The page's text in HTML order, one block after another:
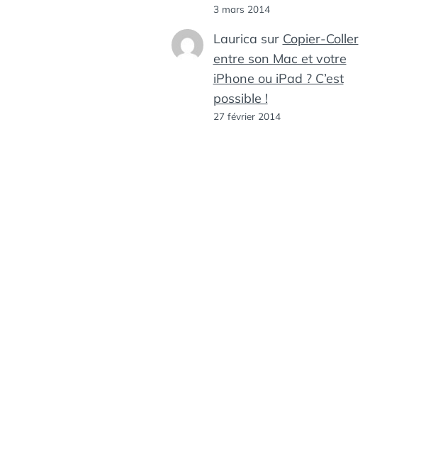
3 mars 2014
Laurica sur Copier-Coller
entre son Mac et votre
iPhone ou iPad ? C’est
possible !
27 février 2014